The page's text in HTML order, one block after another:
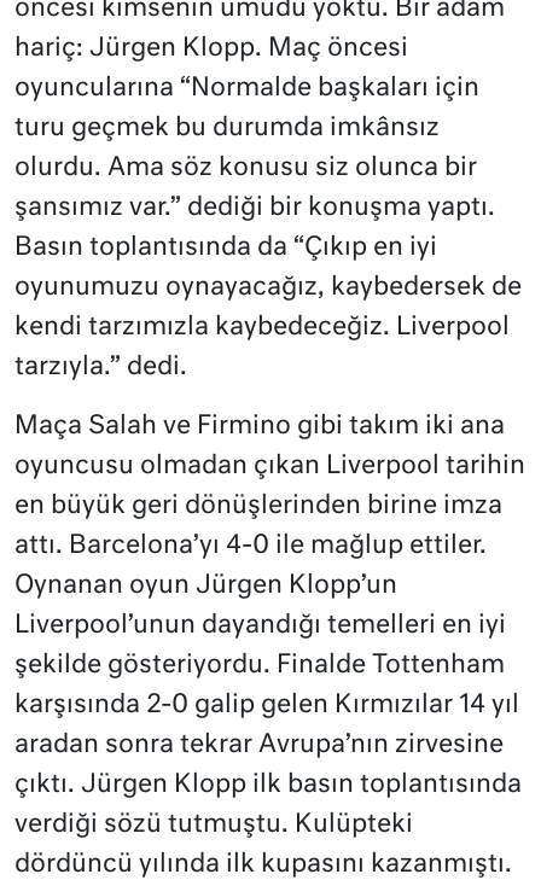
öncesi kimsenin umudu yoktu. Bir adam
hariç: Jürgen Klopp. Maç öncesi
oyuncularına “Normalde başkaları için
turu geçmek bu durumda imkânsız
olurdu. Ama söz konusu siz olunca bir
şansımız var.” dediği bir konuşma yaptı.
Basın toplantısında da “Çıkıp en iyi
oyunumuzu oynayacağız, kaybedersek de
kendi tarzımızla kaybedeceğiz. Liverpool
tarzıyla.” dedi.
Maça Salah ve Firmino gibi takım iki ana
oyuncusu olmadan çıkan Liverpool tarihin
en büyük geri dönüşlerinden birine imza
attı. Barcelona’yı 4-0 ile mağlup ettiler.
Oynanan oyun Jürgen Klopp’un
Liverpool’unun dayandığı temelleri en iyi
şekilde gösteriyordu. Finalde Tottenham
karşısında 2-0 galip gelen Kırmızılar 14 yıl
aradan sonra tekrar Avrupa’nın zirvesine
çıktı. Jürgen Klopp ilk basın toplantısında
verdiği sözü tutmuştu. Kulüpteki
dördüncü yılında ilk kupasını kazanmıştı.